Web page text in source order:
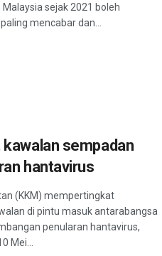
sejak 2021 boleh
mencabar dan...
sempadan
hantavirus
(KKM) mempertingkat
di pintu masuk antarabangsa
penularan hantavirus,
Mei...